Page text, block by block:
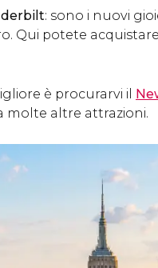
: sono i nuovi
Qui potete acquistare
è procurarvi il
molte altre attrazioni.